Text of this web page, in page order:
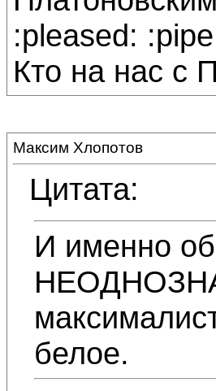
:pleased:
Кто на нас с
Максим Хлопотов
Цитата:
И именно
белое.